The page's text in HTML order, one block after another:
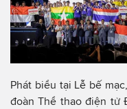
Phát biểu tại Lễ bế
đoàn Thể thao điện tử